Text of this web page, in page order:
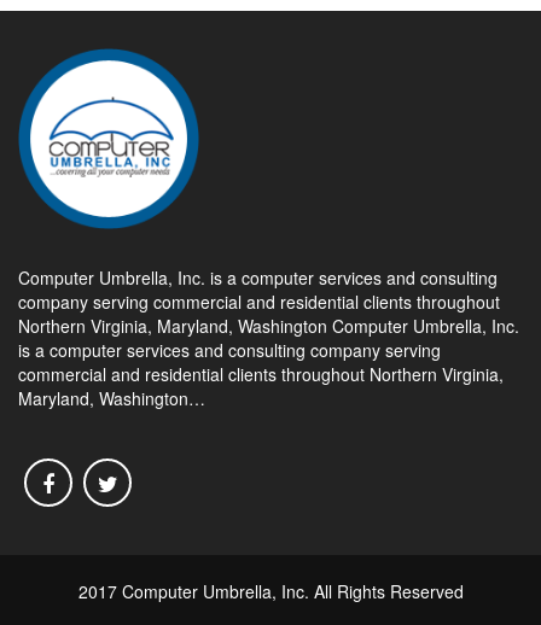
Computer Umbrella, Inc. is a computer services and consulting
company serving commercial and residential clients throughout
Northern Virginia, Maryland, Washington Computer Umbrella, Inc.
is a computer services and consulting company serving
commercial and residential clients throughout Northern Virginia,
Maryland, Washington…
2017 Computer Umbrella, Inc. All Rights Reserved